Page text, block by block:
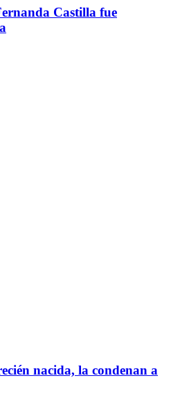
Castilla fue
nacida, la condenan a